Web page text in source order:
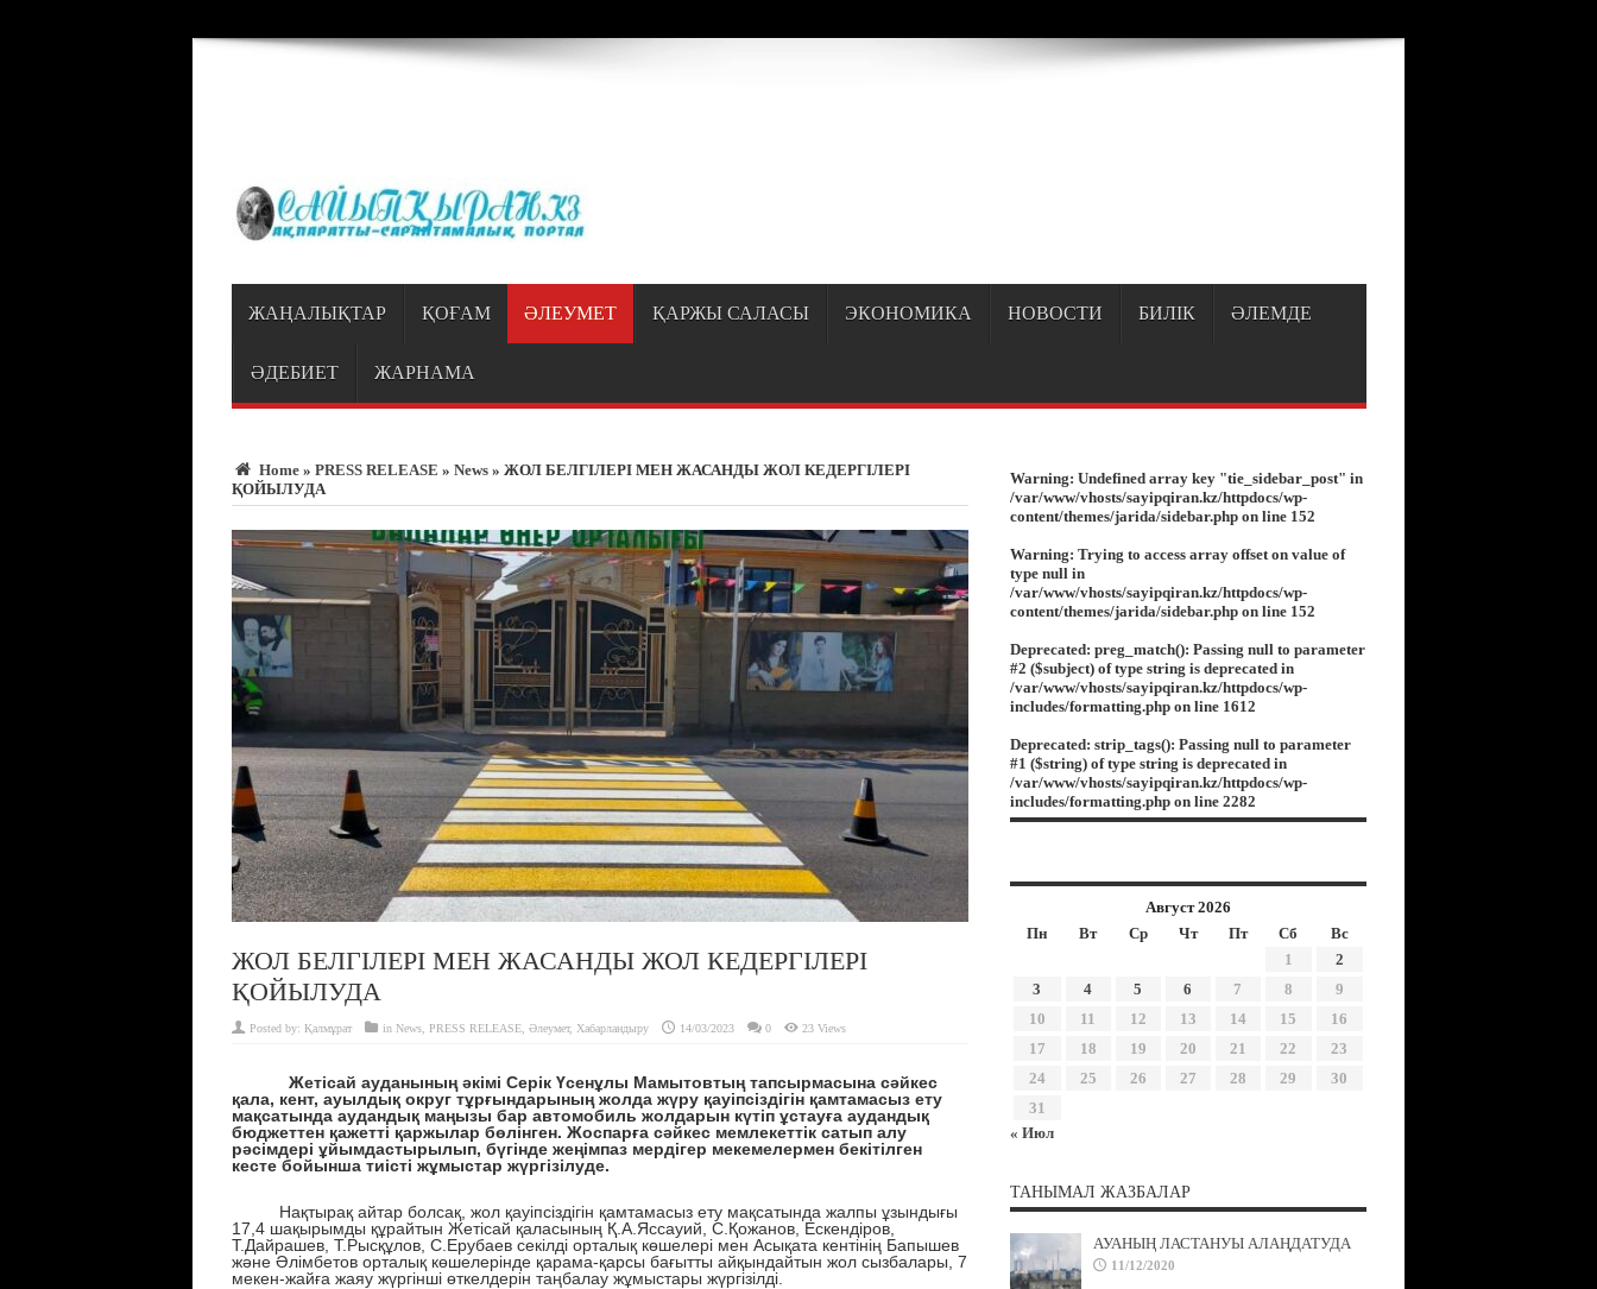
ЖАҢАЛЫҚТАР ҚОҒАМ ӘЛЕУМЕТ ҚАРЖЫ САЛАСЫ ЭКОНОМИКА НОВОСТИ БИЛІК ӘЛЕМДЕ
ӘДЕБИЕТ ЖАРНАМА
Home » PRESS RELEASE » News » ЖОЛ БЕЛГІЛЕРІ МЕН ЖАСАНДЫ ЖОЛ КЕДЕРГІЛЕРІ
ҚОЙЫЛУДА
ЖОЛ БЕЛГІЛЕРІ МЕН ЖАСАНДЫ ЖОЛ КЕДЕРГІЛЕРІ
ҚОЙЫЛУДА
Posted by: Қалмұрат in News, PRESS RELEASE, Әлеумет, Хабарландыру 14/03/2023 0 23 Views
Жетісай ауданының әкімі Серік Үсенұлы Мамытовтың тапсырмасына сәйкес
қала, кент, ауылдық округ тұрғындарының жолда жүру қауіпсіздігін қамтамасыз ету
мақсатында аудандық маңызы бар автомобиль жолдарын күтіп ұстауға аудандық
бюджеттен қажетті қаржылар бөлінген. Жоспарға сәйкес мемлекеттік сатып алу
рәсімдері ұйымдастырылып, бүгінде жеңімпаз мердігер мекемелермен бекітілген
кесте бойынша тиісті жұмыстар жүргізілуде.
Нақтырақ айтар болсақ, жол қауіпсіздігін қамтамасыз ету мақсатында жалпы ұзындығы
17,4 шақырымды құрайтын Жетісай қаласының Қ.А.Яссауий, С.Қожанов, Ескендіров,
Т.Дайрашев, Т.Рысқұлов, С.Ерубаев секілді орталық көшелері мен Асықата кентінің Бапышев
және Әлімбетов орталық көшелерінде қарама-қарсы бағытты айқындайтын жол сызбалары, 7
мекен-жайға жаяу жүргінші өткелдерін таңбалау жұмыстары жүргізілді.
Warning: Undefined array key "tie_sidebar_post" in
/var/www/vhosts/sayipqiran.kz/httpdocs/wp-
content/themes/jarida/sidebar.phpon line 152
Warning: Trying to access array offset on value of
type null in
/var/www/vhosts/sayipqiran.kz/httpdocs/wp-
content/themes/jarida/sidebar.phpon line 152
Deprecated: preg_match(): Passing null to parameter
#2 ($subject) of type string is deprecated in
/var/www/vhosts/sayipqiran.kz/httpdocs/wp-
includes/formatting.phpon line 1612
Deprecated: strip_tags(): Passing null to parameter
#1 ($string) of type string is deprecated in
/var/www/vhosts/sayipqiran.kz/httpdocs/wp-
includes/formatting.phpon line 2282
Август 2026
Пн
Вт Ср Чт Пт Сб
Вс
1
2
3
4 5 6 7 8
9
10
11 12 13 14 15
16
17
18 19 20 21 22
23
24
25 26 27 28 29
30
31
« Июл
ТАНЫМАЛ ЖАЗБАЛАР
АУАНЫҢ ЛАСТАНУЫ АЛАҢДАТУДА
11/12/2020